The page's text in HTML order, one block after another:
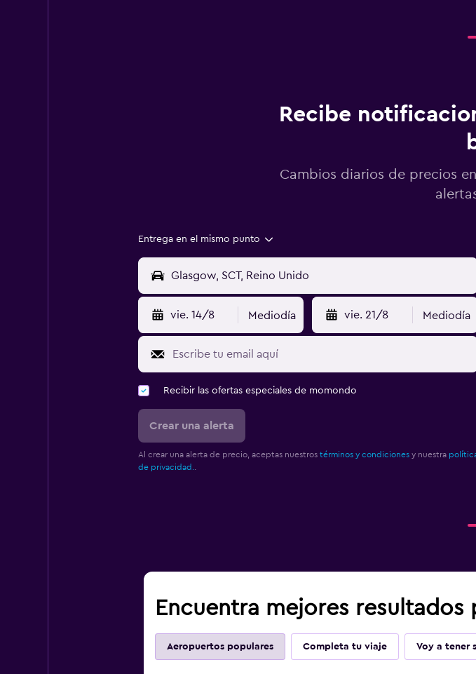
Recibe
Cambios diarios de precios
Entrega en el mismo punto
vie. 14/8 Mediodía vie. 21/8 Mediodía
Recibir las ofertas especiales de momondo
Crear una alerta
Al crear una alerta de precio, aceptas nuestros términos y condicionesy nuestra
de privacidad.
Encuentra mejores
Aeropuertos populares Completa tu viaje Voy a tener